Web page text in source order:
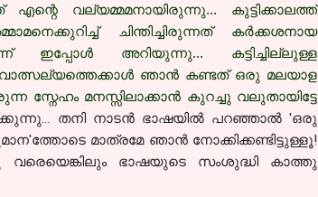
വല്യമ്മമനായിരുന്നു... കുട്ടിക്കാലത്ത്
ചിന്തിച്ചിരുന്നത് കര്‍ക്കശനായ
ഇപ്പോള്‍ അറിയുന്നു... കട്ടിച്ചില്ലുള്ള
വാത്സല്യത്തെക്കാള്‍ ഞാന്‍ കണ്ടത് ഒരു മലയാള
സ്നേഹം മനസ്സിലാക്കാന്‍ കുറച്ചു വലുതായിട്ടേ
തനിനാടന്‍ ഭാഷയില്‍ പറഞ്ഞാല്‍ 'ഒരു
മാത്രമേ ഞാന്‍ നോക്കിക്കണ്ടിട്ടുള്ളൂ!
ഭാഷയുടെ സംശുദ്ധി കാത്തു